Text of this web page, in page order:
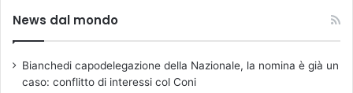
News dal mondo
Bianchedi capodelegazione della Nazionale, la nomina è già un
caso: conflitto di interessi col Coni